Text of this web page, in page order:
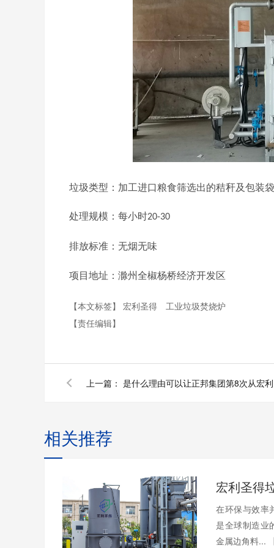
垃圾类型：加工进口粮食筛选出的秸秆及包装袋
处理规模： 每小时20-30
排放标准： 无烟无味
项目地址：滁州全椒杨桥经济开发区
【本文标签】 宏利圣得
工业垃圾焚烧炉
【责任编辑】
上一篇：
相关推荐
在环保与效率
是全球制造业
金属边角料...